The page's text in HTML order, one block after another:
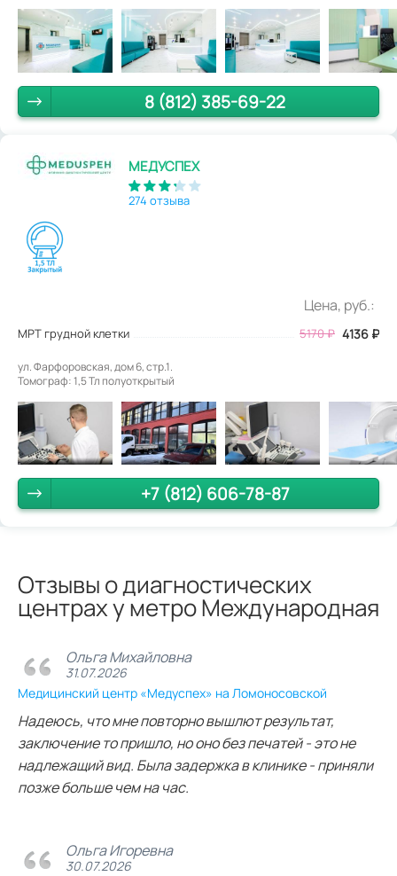
8 (812) 385-69-22
МЕДУСПЕХ
274 отзыва
Цена, руб.:
МРТ грудной клетки 5170₽ 4136 ₽
ул. Фарфоровская, дом 6, стр.1.
Томограф: 1,5 Тл полуоткрытый
+7 (812) 606-78-87
Отзывы о диагностических
центрах у метро Международная
Ольга Михайловна
31.07.2026
Медицинский центр «Медуспех» на Ломоносовской
Надеюсь, что мне повторно вышлют результат,
заключение то пришло, но оно без печатей - это не
надлежащий вид. Была задержка в клинике - приняли
позже больше чем на час.
Ольга Игоревна
30.07.2026